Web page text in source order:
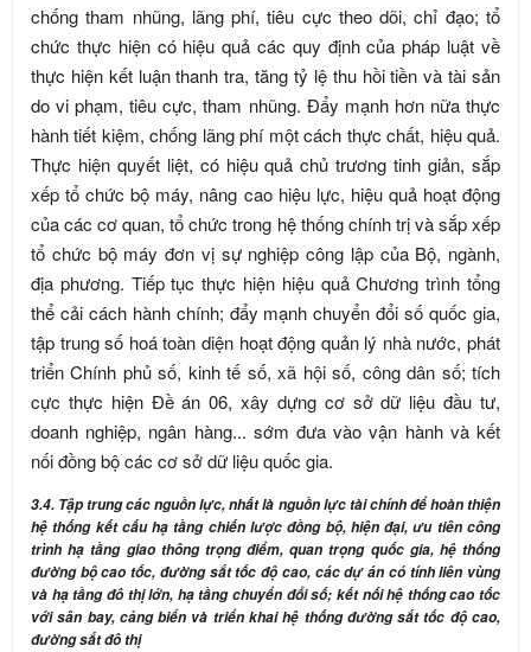
chống tham nhũng, lãng phí, tiêu cực theo dõi, chỉ đạo; tổ
chức thực hiện có hiệu quả các quy định của pháp luật về
thực hiện kết luận thanh tra, tăng tỷ lệ thu hồi tiền và tài sản
do vi phạm, tiêu cực, tham nhũng. Đẩy mạnh hơn nữa thực
hành tiết kiệm, chống lãng phí một cách thực chất, hiệu quả.
Thực hiện quyết liệt, có hiệu quả chủ trương tinh giản, sắp
xếp tổ chức bộ máy, nâng cao hiệu lực, hiệu quả hoạt động
của các cơ quan, tổ chức trong hệ thống chính trị và sắp xếp
tổ chức bộ máy đơn vị sự nghiệp công lập của Bộ, ngành,
địa phương. Tiếp tục thực hiện hiệu quả Chương trình tổng
thể cải cách hành chính; đẩy mạnh chuyển đổi số quốc gia,
tập trung số hoá toàn diện hoạt động quản lý nhà nước, phát
triển Chính phủ số, kinh tế số, xã hội số, công dân số; tích
cực thực hiện Đề án 06, xây dựng cơ sở dữ liệu đầu tư,
doanh nghiệp, ngân hàng... sớm đưa vào vận hành và kết
nối đồng bộ các cơ sở dữ liệu quốc gia.
3.4. Tập trung các nguồn lực, nhất là nguồn lực tài chính để hoàn thiện
hệ thống kết cấu hạ tầng chiến lược đồng bộ, hiện đại, ưu tiên công
trình hạ tầng giao thông trọng điểm, quan trọng quốc gia, hệ thống
đường bộ cao tốc, đường sắt tốc độ cao, các dự án có tính liên vùng
và hạ tầng đô thị lớn, hạ tầng chuyển đổi số; kết nối hệ thống cao tốc
với sân bay, cảng biển và triển khai hệ thống đường sắt tốc độ cao,
đường sắt đô thị